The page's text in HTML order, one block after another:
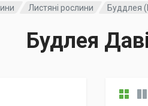
Листяні рослини Буддлея
Будлея